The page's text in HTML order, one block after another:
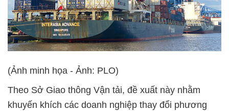
(Ảnh minh họa - Ảnh: PLO)
Theo Sở Giao thông Vận tải, đề xuất này nhằm
khuyến khích các doanh nghiệp thay đổi phương